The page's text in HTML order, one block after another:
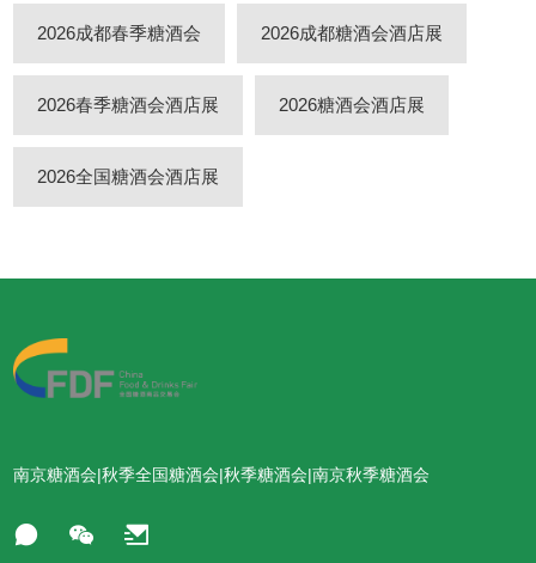
2026成都春季糖酒会 2026成都糖酒会酒店展
2026春季糖酒会酒店展 2026糖酒会酒店展
2026全国糖酒会酒店展
南京糖酒会|秋季全国糖酒会|秋季糖酒会|南京秋季糖酒会